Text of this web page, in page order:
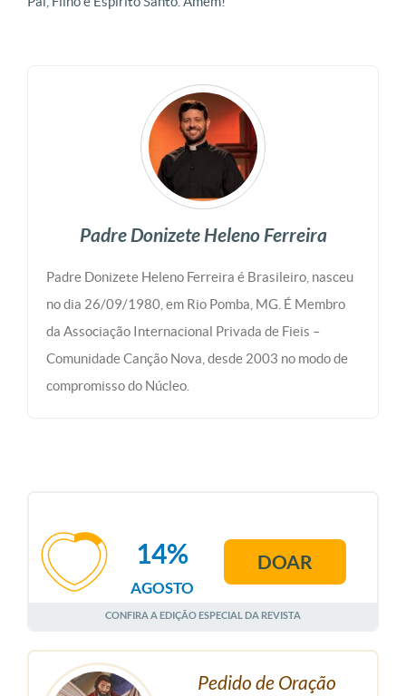
Padre Donizete Heleno Ferreira
Padre Donizete Heleno Ferreira é Brasileiro, nasceu
no dia 26/09/1980, em Rio Pomba, MG. É Membro
da Associação Internacional Privada de Fieis –
Comunidade Canção Nova, desde 2003 no modo de
compromisso do Núcleo.
AGOSTO
14% DOAR
CONFIRA A EDIÇÃO ESPECIAL DA REVISTA
Pedido de Oração